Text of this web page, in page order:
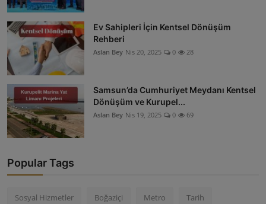
Ev Sahipleri İçin Kentsel Dönüşüm
Rehberi
Aslan Bey Nis 20, 2025 0 28
Samsun’da Cumhuriyet Meydanı Kentsel
Dönüşüm ve Kurupel...
Aslan Bey Nis 19, 2025 0 69
Popular Tags
Sosyal Hizmetler Boğaziçi Metro Tarih